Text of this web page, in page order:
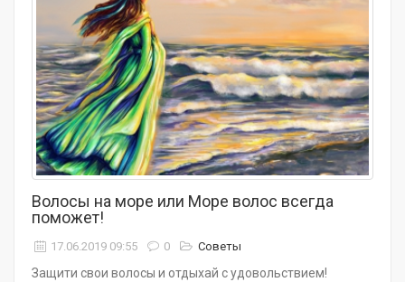
Волосы на море или Море волос всегда
поможет!
17.06.2019 09:55 0 Советы
Защити свои волосы и отдыхай с удовольствием!